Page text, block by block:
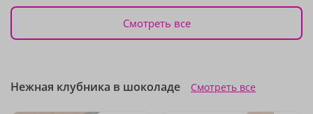
Смотреть все
Нежная клубника в шоколаде Смотреть все